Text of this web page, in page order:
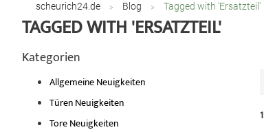
scheurich24.de Blog Tagged with 'Ersatzteil'
TAGGED WITH 'ERSATZTEIL'
Kategorien
Allgemeine Neuigkeiten
Türen Neuigkeiten
Tore Neuigkeiten